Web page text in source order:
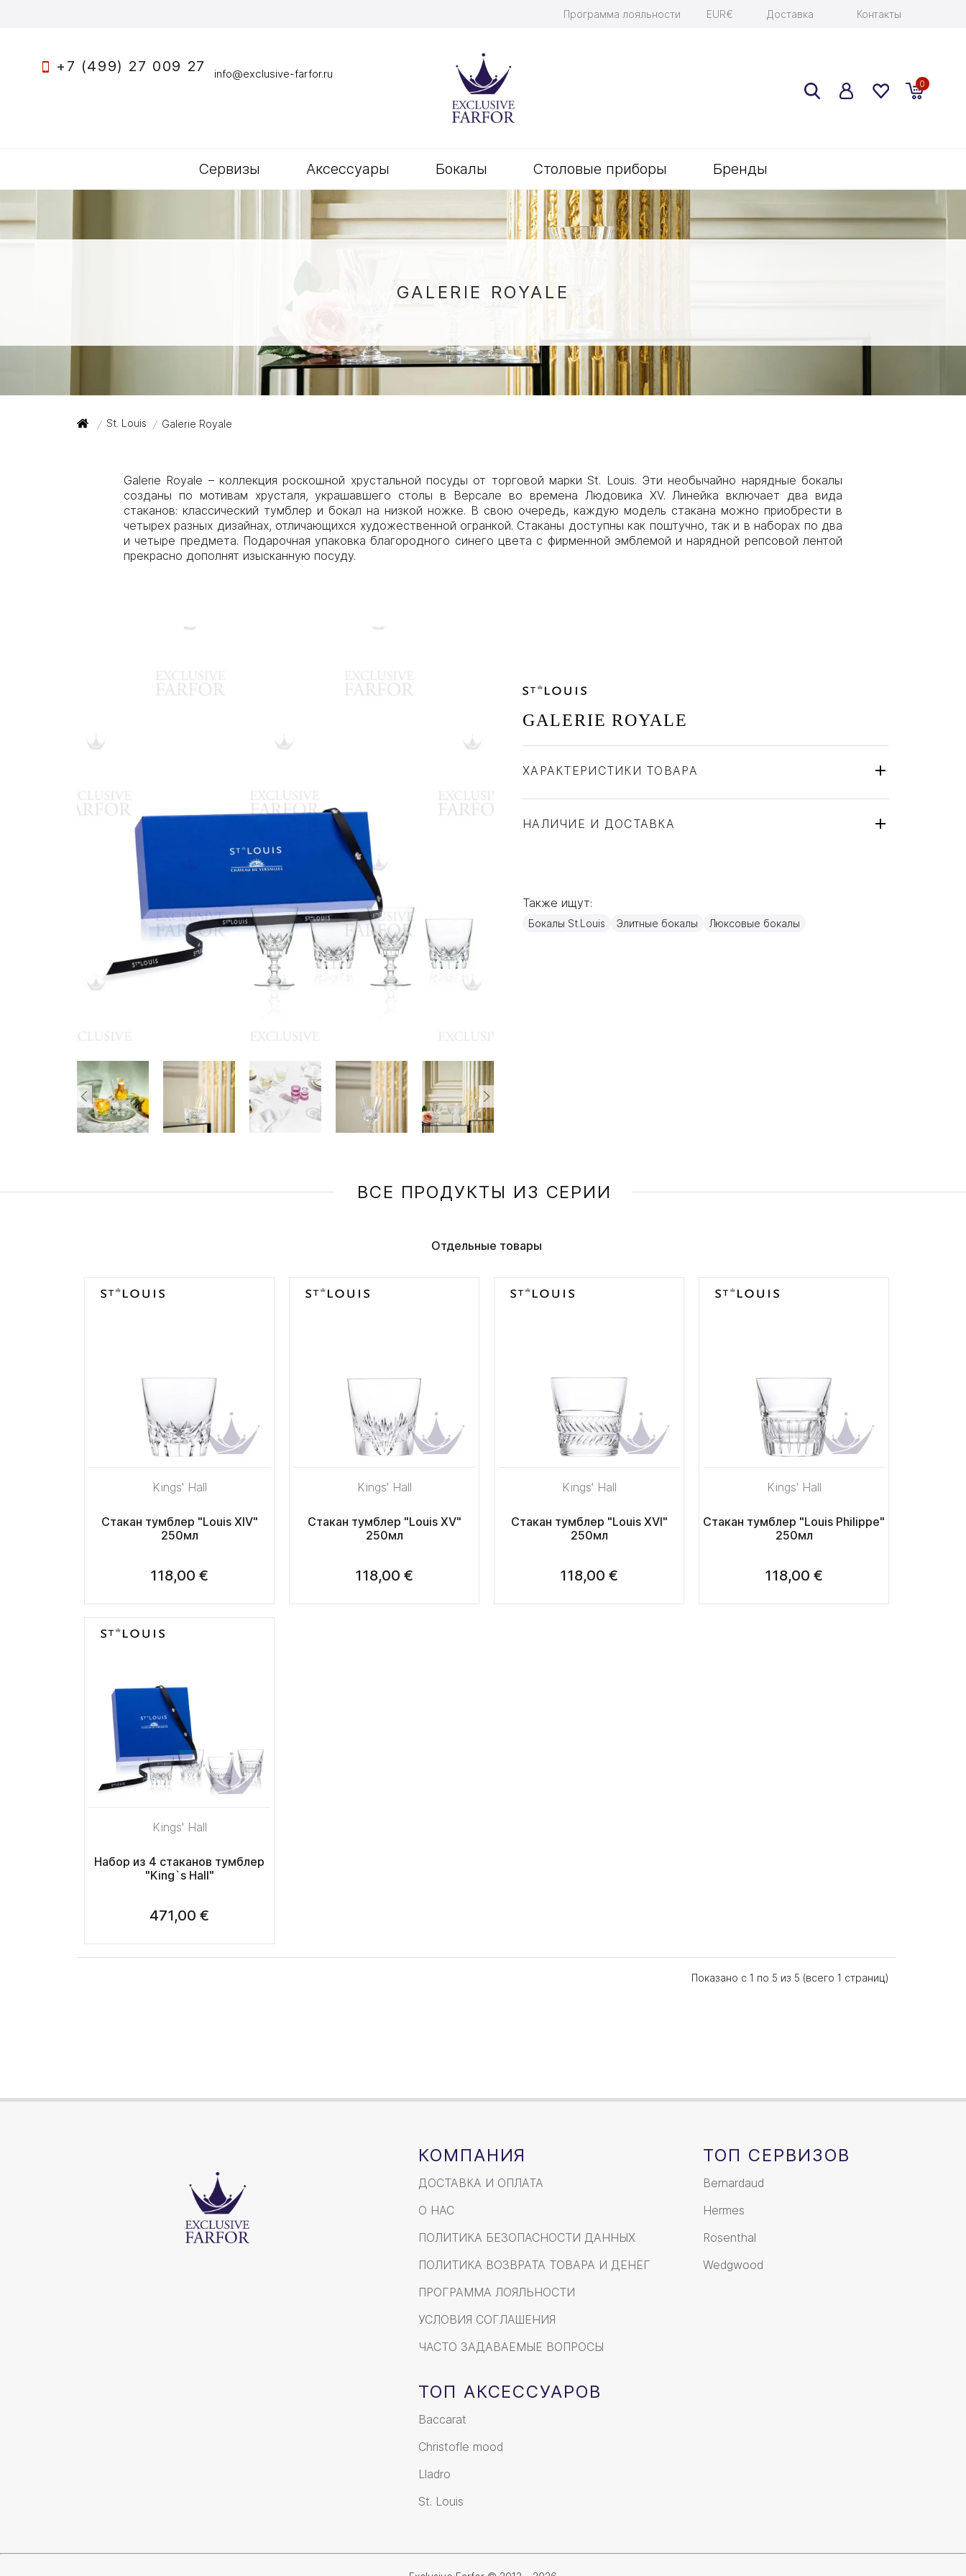
Программа лояльности EUR€ Доставка Контакты
+7 (499) 27 009 27 info@exclusive-farfor.ru
0
Сервизы Аксессуары Бокалы Столовые приборы Бренды
GALERIE ROYALE
/ St. Louis / Galerie Royale
Galerie Royale – коллекция роскошной хрустальной посуды от торговой марки St. Louis. Эти необычайно нарядные бокалы
созданы по мотивам хрусталя, украшавшего столы в Версале во времена Людовика XV. Линейка включает два вида
стаканов: классический тумблер и бокал на низкой ножке. В свою очередь, каждую модель стакана можно приобрести в
четырех разных дизайнах, отличающихся художественной огранкой. Стаканы доступны как поштучно, так и в наборах по два
и четыре предмета. Подарочная упаковка благородного синего цвета с фирменной эмблемой и нарядной репсовой лентой
прекрасно дополнят изысканную посуду.
GALERIE ROYALE
ХАРАКТЕРИСТИКИ ТОВАРА
Материал
Хрусталь
НАЛИЧИЕ И ДОСТАВКА
Также ищут:
Бокалы St.Louis Элитные бокалы Люксовые бокалы
ВСЕ ПРОДУКТЫ ИЗ СЕРИИ
Отдельные товары
Kings' Hall
Стакан тумблер "Louis XIV"
250мл
118,00 €
Kings' Hall
Стакан тумблер "Louis XV"
250мл
118,00 €
Kings' Hall
Стакан тумблер "Louis XVI"
250мл
118,00 €
Kings' Hall
Стакан тумблер "Louis Philippe"
250мл
118,00 €
Kings' Hall
Набор из 4 стаканов тумблер
"King`s Hall"
471,00 €
Показано с 1 по 5 из 5 (всего 1 страниц)
КОМПАНИЯ
ДОСТАВКА И ОПЛАТА
О НАС
ПОЛИТИКА БЕЗОПАСНОСТИ ДАННЫХ
ПОЛИТИКА ВОЗВРАТА ТОВАРА И ДЕНЕГ
ПРОГРАММА ЛОЯЛЬНОСТИ
УСЛОВИЯ СОГЛАШЕНИЯ
ЧАСТО ЗАДАВАЕМЫЕ ВОПРОСЫ
ТОП СЕРВИЗОВ
Bernardaud
Hermes
Rosenthal
Wedgwood
ТОП АКСЕССУАРОВ
Baccarat
Christofle mood
Lladro
St. Louis